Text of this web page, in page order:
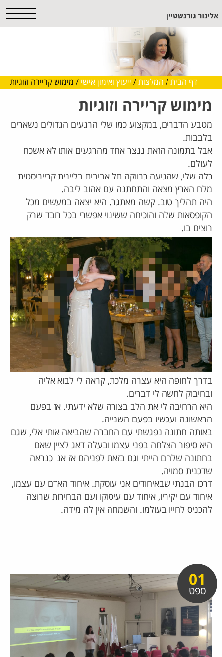
דף הבית / המלצות / ייעוץ ואימון אישי / מימוש קריירה וזוגיות
מימוש קריירה וזוגיות
מטבע הדברים, במקצוע כמו שלי הרגעים הגדולים נשארים
בלבבות.
אבל בתמונה הזאת ננצר אחד מהרגעים אותו לא אשכח
לעולם.
כלה שלי, שהגיעה כרווקה תל אביבית בליינית קרייריסטית
מלח הארץ מצאה והתחתנה עם אהוב ליבה.
היה תהליך טוב. קשה מאתגר. היא יצאה במעשים מכל
הקופסאות שלה והוכיחה ששינוי אפשרי בכל רובד שרק
רוצים בו.
בדרך לחופה היא עצרה מלכת, קראה לי לבוא אליה
ובחיבוק לחשה לי דברים.
היא הרחיבה לי את הלב בצורה שלא ידעתי. אז בפעם
הראשונה ועכשיו בפעם השנייה.
באותה חתונה נפגשתי עם החברה שהביאה אותי אלי, שגם
היא סיפור הצלחה בפני עצמו ובעלה דאג לציין שאם
בחתונה שלהם הייתי וגם בזאת לפניהם אז אני כנראה
שדכנית סמויה.
דרכו הבנתי שבאיחודים אני עוסקת. איחוד האדם עם עצמו,
איחוד עם יקיריו, איחוד עם עיסוקו ועם הבחירות שרוצה
להכניס לחייו בעולמו. והשמחה אין לה מידה.
01
ספט